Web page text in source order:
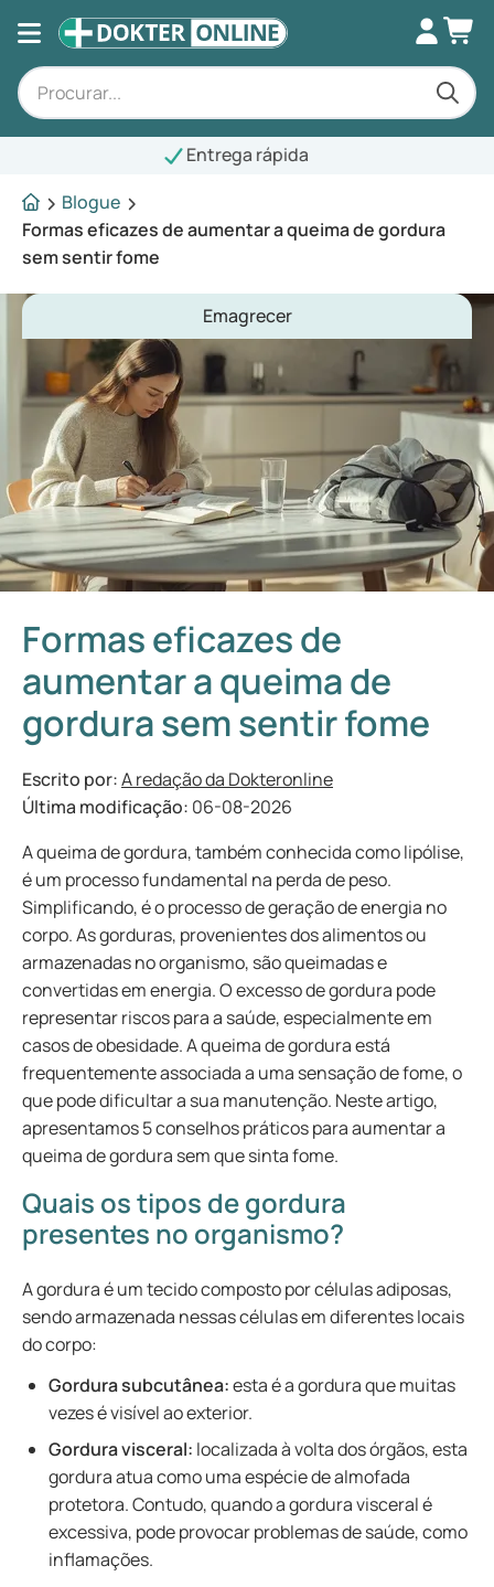
Blogue
Formas eficazes de aumentar a queima de gordura
sem sentir fome
Emagrecer
Formas eficazes de
aumentar a queima de
gordura sem sentir fome
Escrito por:A redação da Dokteronline
Última modificação: 06-08-2026
A queima de gordura, também conhecida como lipólise,
é um processo fundamental na perda de peso.
Simplificando, é o processo de geração de energia no
corpo. As gorduras, provenientes dos alimentos ou
armazenadas no organismo, são queimadas e
convertidas em energia. O excesso de gordura pode
representar riscos para a saúde, especialmente em
casos de obesidade. A queima de gordura está
frequentemente associada a uma sensação de fome, o
que pode dificultar a sua manutenção. Neste artigo,
apresentamos 5 conselhos práticos para aumentar a
queima de gordura sem que sinta fome.
Quais os tipos de gordura
presentes no organismo?
A gordura é um tecido composto por células adiposas,
sendo armazenada nessas células em diferentes locais
do corpo:
Gordura subcutânea:esta é a gordura que muitas
vezes é visível ao exterior.
Gordura visceral: localizada à volta dos órgãos, esta
gordura atua como uma espécie de almofada
protetora. Contudo, quando a gordura visceral é
excessiva, pode provocar problemas de saúde, como
inflamações.